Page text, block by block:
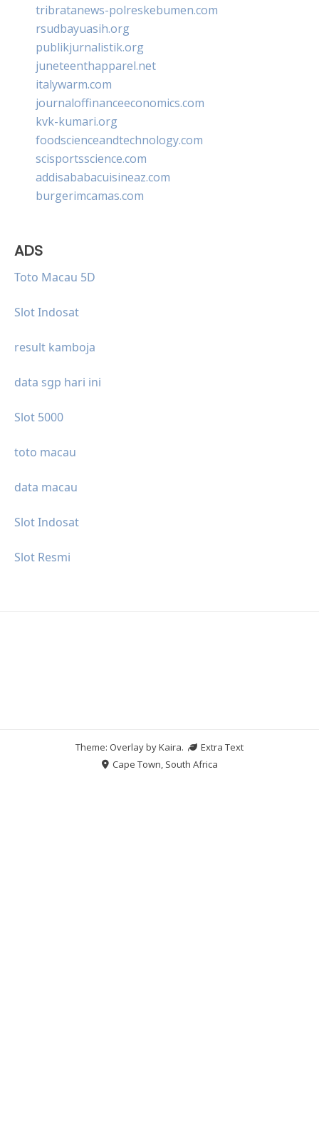
tribratanews-polreskebumen.com
rsudbayuasih.org
publikjurnalistik.org
juneteenthapparel.net
italywarm.com
journaloffinanceeconomics.com
kvk-kumari.org
foodscienceandtechnology.com
scisportsscience.com
addisababacuisineaz.com
burgerimcamas.com
ADS
Toto Macau 5D
Slot Indosat
result kamboja
data sgp hari ini
Slot 5000
toto macau
data macau
Slot Indosat
Slot Resmi
Theme: Overlay byKaira.
Extra Text
Cape Town, South Africa